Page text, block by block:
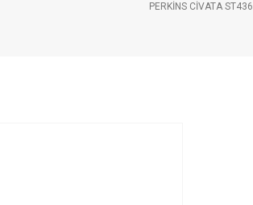
PERKINS CIVATA